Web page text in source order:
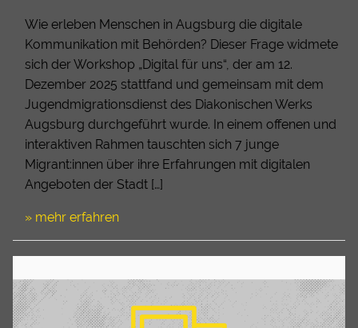
Wie erleben Menschen in Augsburg die digitale
Kommunikation mit Behörden? Dieser Frage widmete
sich der Workshop „Digital für uns“, der am 12.
Dezember 2025 stattfand und gemeinsam mit dem
Jugendmigrationsdienst des Diakonischen Werks
Augsburg durchgeführt wurde. In einem offenen und
interaktiven Rahmen tauschten sich 7 junge
Migrant:innen über ihre Erfahrungen mit digitalen
Angeboten der Stadt […]
» mehr erfahren